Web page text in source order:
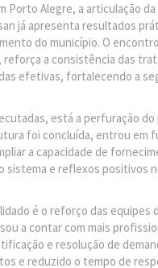
Porto Alegre, a articulação
já apresenta resultados
do município. O
reforça a consistência das
efetivas, fortalecendo a
está a perfuração do
foi concluída, entrou em
a capacidade de
sistema e reflexos positivos
é o reforço das equipes
a contar com mais
e resolução de
e reduzido o tempo de